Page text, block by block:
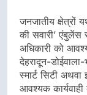
जनजातीय क्षेत्रों
की सवारी’
अधिकारी को
देहरादून-डोईवाला-
स्मार्ट सिटी
आवश्यक कार्यवाही